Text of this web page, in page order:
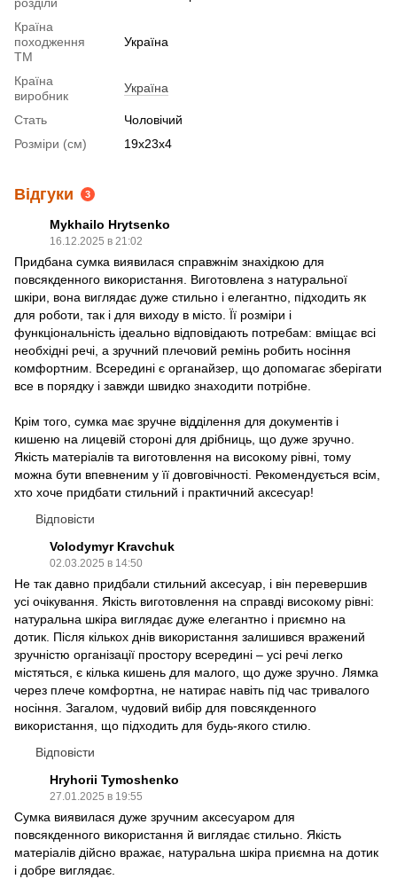
Країна
походження
ТМ
Україна
Країна
виробник
Україна
Стать
Чоловічий
Розміри (см)
19x23x4
Відгуки 3
Mykhailo Hrytsenko
16.12.2025 в 21:02
Придбана сумка виявилася справжнім знахідкою для
повсякденного використання. Виготовлена з натуральної
шкіри, вона виглядає дуже стильно і елегантно, підходить як
для роботи, так і для виходу в місто. Її розміри і
функціональність ідеально відповідають потребам: вміщає всі
необхідні речі, а зручний плечовий ремінь робить носіння
комфортним. Всередині є органайзер, що допомагає зберігати
все в порядку і завжди швидко знаходити потрібне.
Крім того, сумка має зручне відділення для документів і
кишеню на лицевій стороні для дрібниць, що дуже зручно.
Якість матеріалів та виготовлення на високому рівні, тому
можна бути впевненим у її довговічності. Рекомендується всім,
хто хоче придбати стильний і практичний аксесуар!
Відповісти
Volodymyr Kravchuk
02.03.2025 в 14:50
Не так давно придбали стильний аксесуар, і він перевершив
усі очікування. Якість виготовлення на справді високому рівні:
натуральна шкіра виглядає дуже елегантно і приємно на
дотик. Після кількох днів використання залишився вражений
зручністю організації простору всередині – усі речі легко
містяться, є кілька кишень для малого, що дуже зручно. Лямка
через плече комфортна, не натирає навіть під час тривалого
носіння. Загалом, чудовий вибір для повсякденного
використання, що підходить для будь-якого стилю.
Відповісти
Hryhorii Tymoshenko
27.01.2025 в 19:55
Сумка виявилася дуже зручним аксесуаром для
повсякденного використання й виглядає стильно. Якість
матеріалів дійсно вражає, натуральна шкіра приємна на дотик
і добре виглядає.